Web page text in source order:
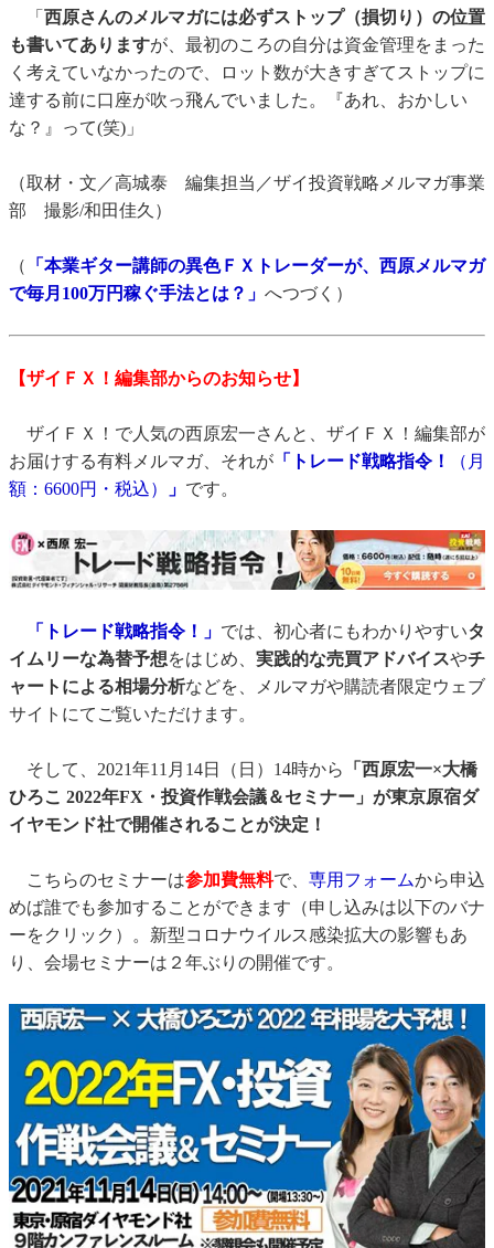
「 西原さんのメルマガには必ずストップ（損切り）の位置
も書いてありますが、最初のころの自分は資金管理をまった
く考えていなかったので、ロット数が大きすぎてストップに
達する前に口座が吹っ飛んでいました。『あれ、おかしい
な？』って(笑)」
（取材・文／高城泰 編集担当／ザイ投資戦略メルマガ事業
部 撮影/和田佳久）
（
「本業ギター講師の異色ＦＸトレーダーが、西原メルマガ
で毎月100万円稼ぐ手法とは？」 へつづく）
【ザイＦＸ！編集部からのお知らせ】
ザイＦＸ！で人気の西原宏一さんと、ザイＦＸ！編集部が
お届けする有料メルマガ、それが 「トレード戦略指令！
（月
額：6600円・税込）
」 です。
「トレード戦略指令！」 では、初心者にもわかりやすいタ
イムリーな為替予想をはじめ、 実践的な売買アドバイスやチ
ャートによる相場分析などを、メルマガや購読者限定ウェブ
サイトにてご覧いただけます。
そして、2021年11月14日（日）14時から
「西原宏一×大橋
ひろこ 2022年FX・投資作戦会議＆セミナー」が東京原宿ダ
イヤモンド社で開催されることが決定！
こちらのセミナーは参加費無料で、 専用フォームから申込
めば誰でも参加することができます（申し込みは以下のバナ
ーをクリック）。新型コロナウイルス感染拡大の影響もあ
り、会場セミナーは２年ぶりの開催です。